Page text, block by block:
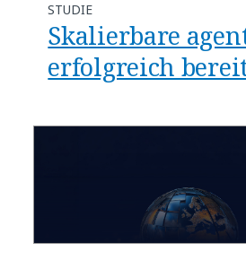
STUDIE
Skalierbare
erfolgreich